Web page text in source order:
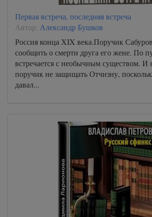
Первая встреча, последняя встреча
Автор: Александр Бушков
Россия конца XIX века.Поручик
сообщить о смерти друга его жене. По
встречается с необычным существом. И
поручик не защищать Отчизну,
давал...